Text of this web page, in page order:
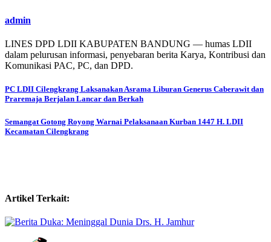
admin
LINES DPD LDII KABUPATEN BANDUNG — humas LDII
dalam pelurusan informasi, penyebaran berita Karya, Kontribusi dan
Komunikasi PAC, PC, dan DPD.
Post
navigation
PC LDII Cilengkrang Laksanakan Asrama Liburan Generus Caberawit dan
Praremaja Berjalan Lancar dan Berkah
Semangat Gotong Royong Warnai Pelaksanaan Kurban 1447 H. LDII
Kecamatan Cilengkrang
Artikel Terkait: